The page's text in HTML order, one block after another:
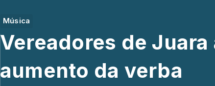
Música
Vereadores de Juara
aumento da verba